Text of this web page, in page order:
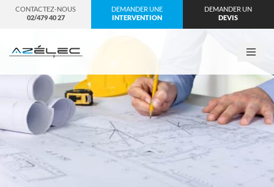
au
CONTACTEZ-NOUS
02/479 40 27
DEMANDER UNE
INTERVENTION
DEMANDER UN
DEVIS